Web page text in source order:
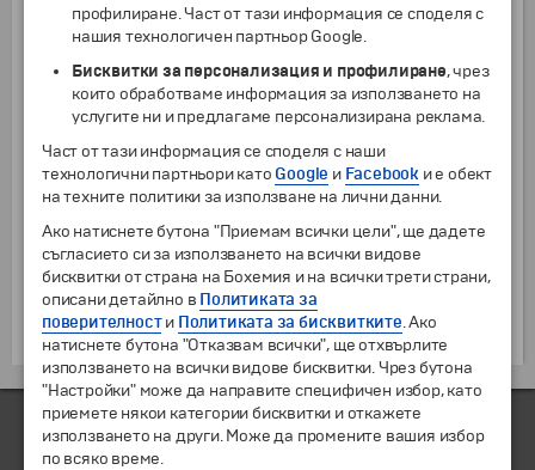
3. ВЕНЕЦИЯ - ФЛОРЕНЦИЯ - ПАДУА - ПИЗА -
ИТАЛИАНСКИ РЕНЕСАНС: 26.10. - 30.10.2005 г.
между 26 и 30 октомври, а ние Ви предлагаме
конкретния маршрут за пътуване от тези три
маршрута, не по-късно от 10 октомври 2005 г. За да се
възползвате от тази промоция е необходимо да
сключите договор за организирано пътуване най-
късно до 30 август 2005 г.!
При желание за настаняване в единична стая се
доплаща обявената сума по конкретната програма.
При пътуване по тази промоция не се ползват
допълнителни отстъпки.
Желаем Ви весело и слънчево лято!
профилиране. Част от тази информация се споделя с
нашия технологичен партньор Google.
Бисквитки за персонализация и профилиране, чрез
които обработваме информация за използването на
услугите ни и предлагаме персонализирана реклама.
Част от тази информация се споделя с наши
технологични партньори като Google и Facebook и е обект
на техните политики за използване на лични данни.
Ако натиснете бутона "Приемам всички цели", ще дадете
съгласието си за използването на всички видове
бисквитки от страна на Бохемия и на всички трети страни,
описани детайлно в Политиката за
поверителности Политиката за бисквитките. Ако
натиснете бутона "Отказвам всички", ще отхвърлите
използването на всички видове бисквитки. Чрез бутона
"Настройки" може да направите специфичен избор, като
приемете някои категории бисквитки и откажете
използването на други. Може да промените вашия избор
по всяко време.